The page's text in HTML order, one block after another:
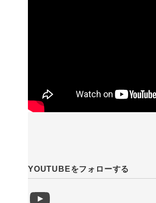
YOUTUBEをフォローする
YouTube